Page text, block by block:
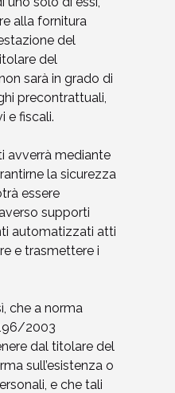
alla fornitura
del
del
sarà in grado di
precontrattuali,
e fiscali.
avverrà mediante
la sicurezza
essere
supporti
automatizzati atti
e trasmettere i
che a norma
2003
dal titolare del
sull’esistenza o
e che tali